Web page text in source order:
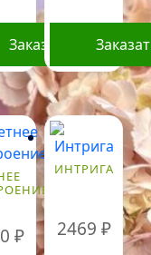
Заказать
₽
ИНТРИГА
2469 ₽